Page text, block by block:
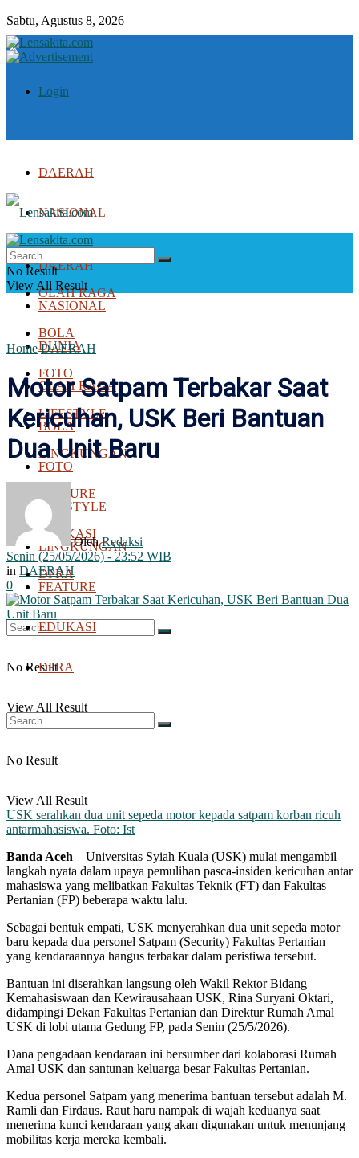
Sabtu, Agustus 8, 2026
Login
DAERAH
NASIONAL
DUNIA
OLAH RAGA
BOLA
FOTO
LIFESTYLE
LINGKUNGAN
FEATURE
EDUKASI
DPRA
No Result
View All Result
DAERAH
NASIONAL
DUNIA
OLAH RAGA
BOLA
FOTO
LIFESTYLE
LINGKUNGAN
FEATURE
EDUKASI
DPRA
No Result
View All Result
No Result
View All Result
Home DAERAH
Motor Satpam Terbakar Saat
Kericuhan, USK Beri Bantuan
Dua Unit Baru
Oleh Redaksi
Senin (25/05/2026) - 23:52 WIB
in DAERAH
0
USK serahkan dua unit sepeda motor kepada satpam korban ricuh
antarmahasiswa. Foto: Ist
Banda Aceh – Universitas Syiah Kuala (USK) mulai mengambil
langkah nyata dalam upaya pemulihan pasca-insiden kericuhan antar
mahasiswa yang melibatkan Fakultas Teknik (FT) dan Fakultas
Pertanian (FP) beberapa waktu lalu.
Sebagai bentuk empati, USK menyerahkan dua unit sepeda motor
baru kepada dua personel Satpam (Security) Fakultas Pertanian
yang kendaraannya hangus terbakar dalam peristiwa tersebut.
Bantuan ini diserahkan langsung oleh Wakil Rektor Bidang
Kemahasiswaan dan Kewirausahaan USK, Rina Suryani Oktari,
didampingi Dekan Fakultas Pertanian dan Direktur Rumah Amal
USK di lobi utama Gedung FP, pada Senin (25/5/2026).
Dana pengadaan kendaraan ini bersumber dari kolaborasi Rumah
Amal USK dan santunan keluarga besar Fakultas Pertanian.
Kedua personel Satpam yang menerima bantuan tersebut adalah M.
Ramli dan Firdaus. Raut haru nampak di wajah keduanya saat
menerima kunci kendaraan yang akan digunakan untuk menunjang
mobilitas kerja mereka kembali.